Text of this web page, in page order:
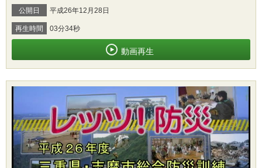
公開日 平成26年12月28日
再生時間 03分34秒
動画再生